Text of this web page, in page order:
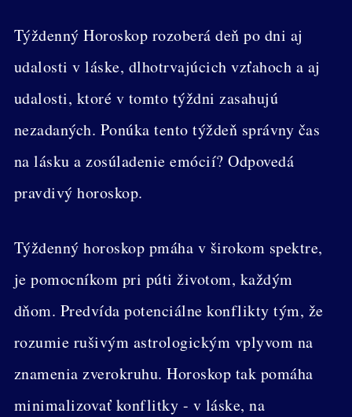
Týždenný Horoskop rozoberá deň po dni aj
udalosti v láske, dlhotrvajúcich vzťahoch a aj
udalosti, ktoré v tomto týždni zasahujú
nezadaných. Ponúka tento týždeň správny čas
na lásku a zosúladenie emócií? Odpovedá
pravdivý horoskop.
Týždenný horoskop pmáha v širokom spektre,
je pomocníkom pri púti životom, každým
dňom. Predvída potenciálne konflikty tým, že
rozumie rušivým astrologickým vplyvom na
znamenia zverokruhu. Horoskop tak pomáha
minimalizovať konflitky - v láske, na